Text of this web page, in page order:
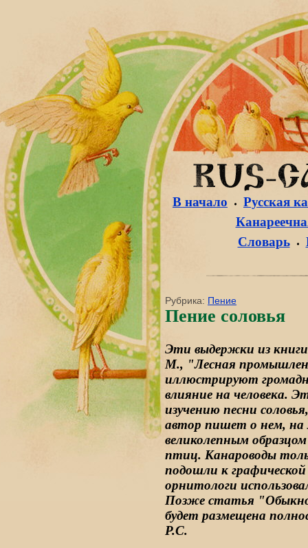
В начало
Русская
Словарь
Рубрика: Пение
Пение соловья
Эти выдержки из
М., "Лесная
иллюстрируют
влияние на человека.
изучению песни
автор пишет о нем, на
великолепным
птиц. Канароводы
подошли к
орнитологи
Позже статья
будет размещена
Р.С.